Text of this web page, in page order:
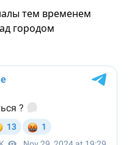
тем временем
городом